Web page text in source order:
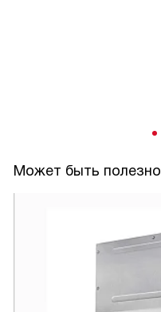
Может быть полезно